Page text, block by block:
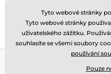
Zavolejte nám (Po-Pá 8-17)
Tyto webové stránky
Tyto webové stránky
uživatelského zážitku.
souhlasíte se všemi soubory
používání
Pouze